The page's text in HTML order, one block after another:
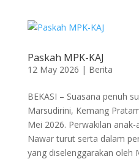
Paskah MPK-KAJ
12 May 2026 | Berita
BEKASI – Suasana penuh
Marsudirini, Kemang
Mei 2026. Perwakilan
Nawar turut serta dalam
yang diselenggarakan oleh